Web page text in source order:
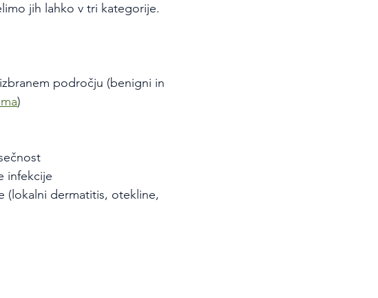
jih lahko v tri kategorije.
področju (benigni in
)
infekcije
(lokalni dermatitis, otekline,